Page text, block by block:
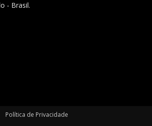
- Brasil.
Política de Privacidade